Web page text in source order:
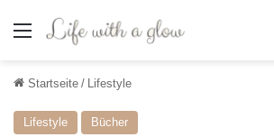
Menü
Startseite / Lifestyle
Lifestyle Bücher